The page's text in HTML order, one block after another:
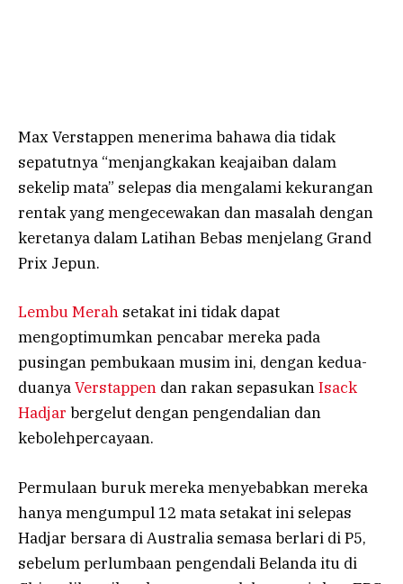
Max Verstappen menerima bahawa dia tidak
sepatutnya “menjangkakan keajaiban dalam
sekelip mata” selepas dia mengalami kekurangan
rentak yang mengecewakan dan masalah dengan
keretanya dalam Latihan Bebas menjelang Grand
Prix Jepun.
Lembu Merah setakat ini tidak dapat
mengoptimumkan pencabar mereka pada
pusingan pembukaan musim ini, dengan kedua-
duanyaVerstappen dan rakan sepasukanIsack
Hadjar bergelut dengan pengendalian dan
kebolehpercayaan.
Permulaan buruk mereka menyebabkan mereka
hanya mengumpul 12 mata setakat ini selepas
Hadjar bersara di Australia semasa berlari di P5,
sebelum perlumbaan pengendali Belanda itu di